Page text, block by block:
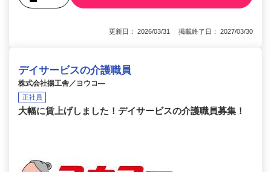
更新日： 2026/03/31 掲載終了日： 2027/03/30
デイサービスの介護職員
株式会社揚工舎／ヨウコ―
正社員
大幅に賃上げしました！デイサービスの介護職員募集！